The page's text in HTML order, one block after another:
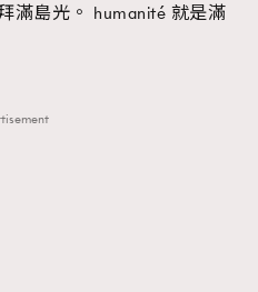
滿島光。 humanité 就是滿